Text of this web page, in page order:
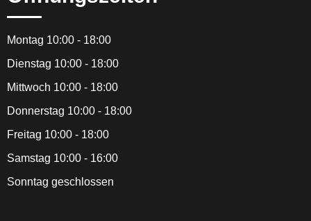
Montag 10:00 - 18:00
Dienstag 10:00 - 18:00
Mittwoch 10:00 - 18:00
Donnerstag 10:00 - 18:00
Freitag 10:00 - 18:00
Samstag 10:00 - 16:00
Sonntag geschlossen